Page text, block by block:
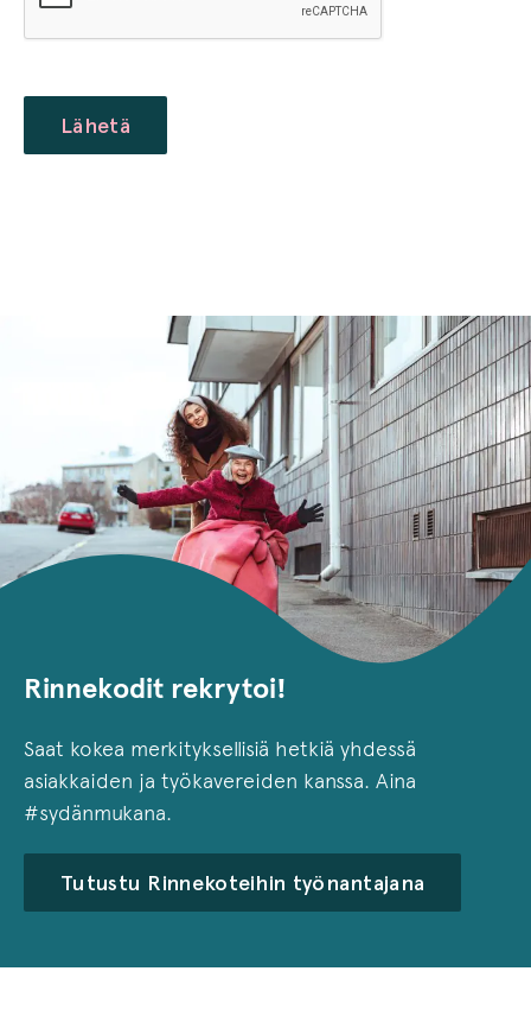
Lähetä
Rinnekodit rekrytoi!
Saat kokea merkityksellisiä hetkiä yhdessä
asiakkaiden ja työkavereiden kanssa. Aina
#sydänmukana.
Tutustu Rinnekoteihin työnantajana